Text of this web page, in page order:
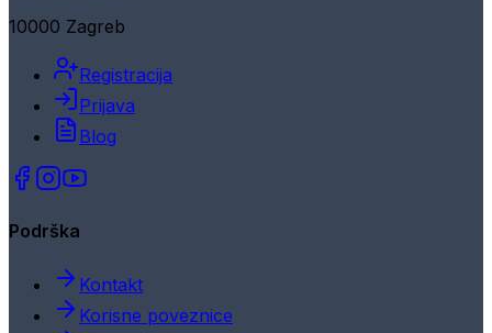
10000 Zagreb
Registracija
Prijava
Blog
Podrška
Kontakt
Korisne poveznice